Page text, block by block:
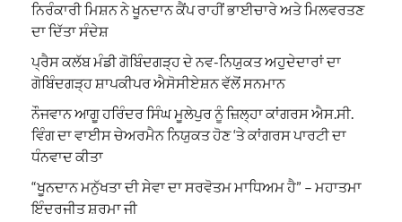
ਨਿਰੰਕਾਰੀ ਮਿਸ਼ਨ ਨੇ ਖੂਨਦਾਨ ਕੈਂਪ ਰਾਹੀਂ ਭਾਈਚਾਰੇ ਅਤੇ ਮਿਲਵਰਤਣ
ਦਾ ਦਿੱਤਾ ਸੰਦੇਸ਼
ਪ੍ਰੈਸ ਕਲੱਬ ਮੰਡੀ ਗੋਬਿੰਦਗੜ੍ਹ ਦੇ ਨਵ-ਨਿਯੁਕਤ ਅਹੁਦੇਦਾਰਾਂ ਦਾ
ਗੋਬਿੰਦਗੜ੍ਹ ਸ਼ਾਪਕੀਪਰ ਐਸੋਸੀਏਸ਼ਨ ਵੱਲੋਂ ਸਨਮਾਨ
ਨੌਜਵਾਨ ਆਗੂ ਹਰਿੰਦਰ ਸਿੰਘ ਮੂਲੇਪੁਰ ਨੂੰ ਜ਼ਿਲ੍ਹਾ ਕਾਂਗਰਸ ਐਸ.ਸੀ.
ਵਿੰਗ ਦਾ ਵਾਈਸ ਚੇਅਰਮੈਨ ਨਿਯੁਕਤ ਹੋਣ ‘ਤੇ ਕਾਂਗਰਸ ਪਾਰਟੀ ਦਾ
ਧੰਨਵਾਦ ਕੀਤਾ
“ਖੂਨਦਾਨ ਮਨੁੱਖਤਾ ਦੀ ਸੇਵਾ ਦਾ ਸਰਵੋਤਮ ਮਾਧਿਅਮ ਹੈ” – ਮਹਾਤਮਾ
ਇੰਦਰਜੀਤ ਸ਼ਰਮਾ ਜੀ